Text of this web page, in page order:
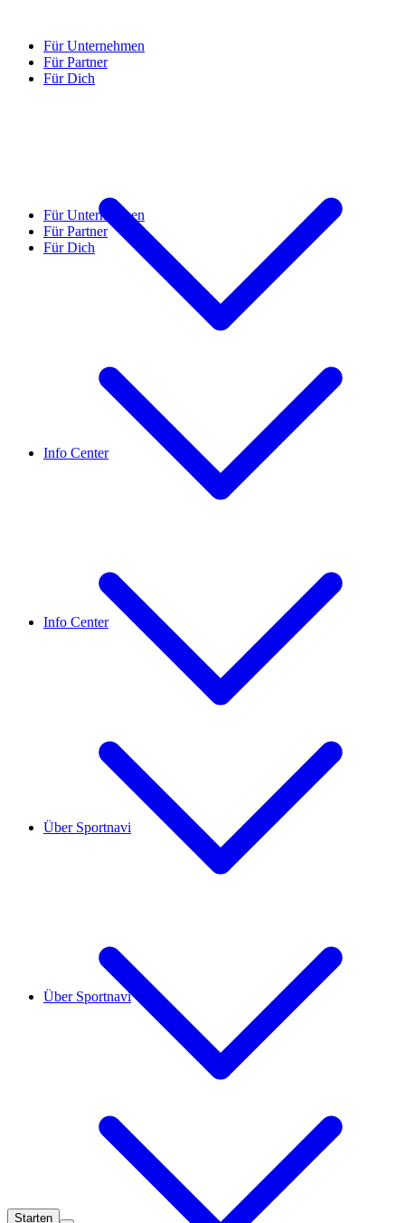
Für Unternehmen
Für Partner
Für Dich
Info Center
Über Sportnavi
Starten
Für Unternehmen
Für Partner
Für Dich
Info Center
Über Sportnavi